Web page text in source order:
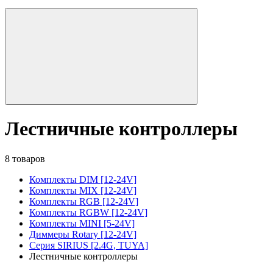
Лестничные контроллеры
8 товаров
Комплекты DIM [12-24V]
Комплекты MIX [12-24V]
Комплекты RGB [12-24V]
Комплекты RGBW [12-24V]
Комплекты MINI [5-24V]
Диммеры Rotary [12-24V]
Серия SIRIUS [2.4G, TUYA]
Лестничные контроллеры